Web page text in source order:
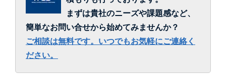
まずは貴社のニーズや課題感など、
簡単なお問い合せから始めてみませんか？
ご相談は無料です。いつでもお気軽にご連絡く
ださい。